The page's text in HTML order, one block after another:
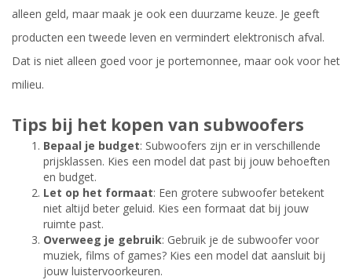
alleen geld, maar maak je ook een duurzame keuze. Je geeft
producten een tweede leven en vermindert elektronisch afval.
Dat is niet alleen goed voor je portemonnee, maar ook voor het
milieu.
Tips bij het kopen van subwoofers
Bepaal je budget: Subwoofers zijn er in verschillende
prijsklassen. Kies een model dat past bij jouw behoeften
en budget.
Let op het formaat: Een grotere subwoofer betekent
niet altijd beter geluid. Kies een formaat dat bij jouw
ruimte past.
Overweeg je gebruik: Gebruik je de subwoofer voor
muziek, films of games? Kies een model dat aansluit bij
jouw luistervoorkeuren.